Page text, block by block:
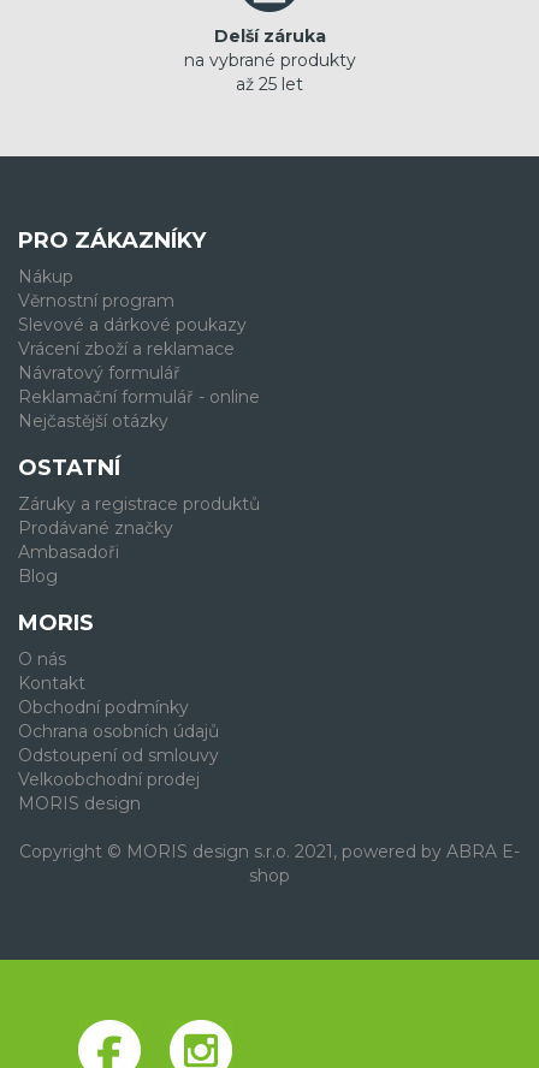
Delší záruka
na vybrané produkty
až 25 let
PRO ZÁKAZNÍKY
Nákup
Věrnostní program
Slevové a dárkové poukazy
Vrácení zboží a reklamace
Návratový formulář
Reklamační formulář - online
Nejčastější otázky
OSTATNÍ
Záruky a registrace produktů
Prodávané značky
Ambasadoři
Blog
MORIS
O nás
Kontakt
Obchodní podmínky
Ochrana osobních údajů
Odstoupení od smlouvy
Velkoobchodní prodej
MORIS design
Copyright © MORIS design s.r.o. 2021, powered by ABRA E-
shop